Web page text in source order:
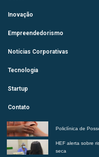
Inovação
Empreendedorismo
Notícias Corporativas
Tecnologia
Startup
Contato
Policlínica de
HEF alerta sobre
seca